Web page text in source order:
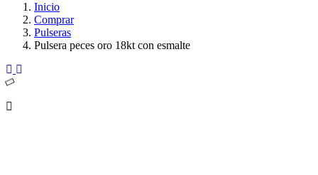
Inicio
Comprar
Pulseras
Pulsera peces oro 18kt con esmalte